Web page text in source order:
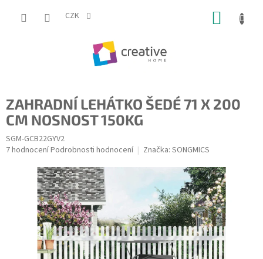
CZK
ZAHRADNÍ LEHÁTKO ŠEDÉ 71 X 200
CM NOSNOST 150KG
SGM-GCB22GYV2
Průměrné
produktu
hvězdiček.
7 hodnoceníPodrobnosti hodnocení Značka: SONGMICS